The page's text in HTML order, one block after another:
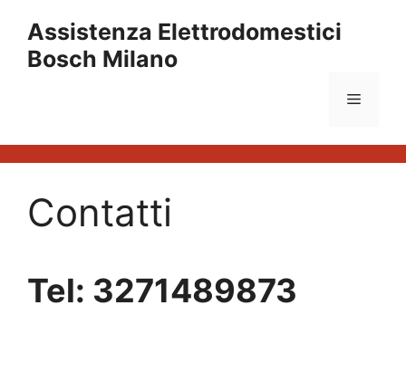
contenuto
Assistenza Elettrodomestici
Bosch Milano
Menu
Contatti
Tel: 3271489873